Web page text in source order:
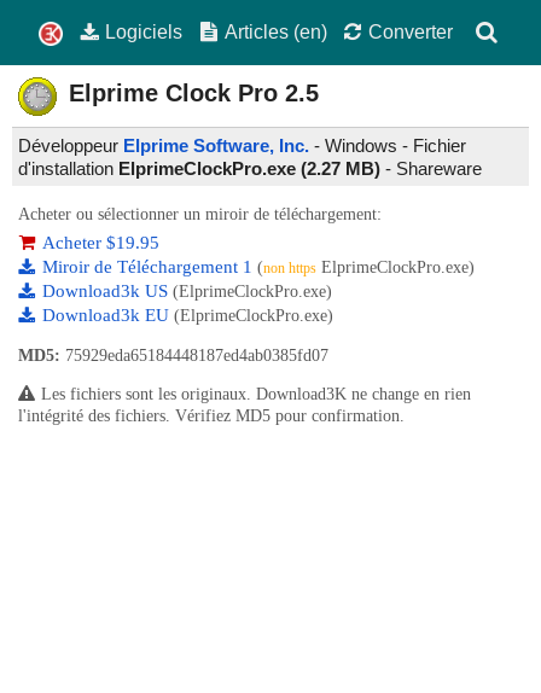
Logiciels Articles (en) Converter
Elprime Clock Pro 2.5
Développeur Elprime Software, Inc. - Windows - Fichier
d'installation ElprimeClockPro.exe (2.27 MB) - Shareware
Acheter ou sélectionner un miroir de téléchargement:
Acheter $19.95
Miroir de Téléchargement 1 (non https ElprimeClockPro.exe)
Download3k US (ElprimeClockPro.exe)
Download3k EU (ElprimeClockPro.exe)
MD5: 75929eda65184448187ed4ab0385fd07
Les fichiers sont les originaux. Download3K ne change en rien
l'intégrité des fichiers. Vérifiez MD5 pour confirmation.